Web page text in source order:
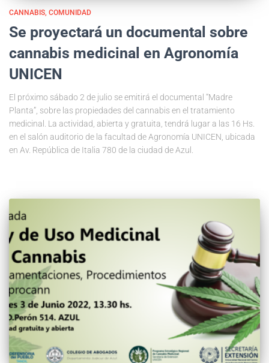
CANNABIS COMUNIDAD
Se proyectará un documental sobre
cannabis medicinal en Agronomía
UNICEN
El próximo sábado 2 de julio se emitirá el documental “Madre
Planta”, sobre las propiedades del cannabis en el tratamiento
medicinal. La actividad, abierta y gratuita, tendrá lugar a las 16 Hs.
en el salón auditorio de la facultad de Agronomía UNICEN, ubicada
en Av. República de Italia 780 de la ciudad de Azul.